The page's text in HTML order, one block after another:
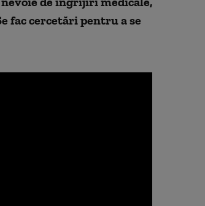
fac cercetări pentru a se